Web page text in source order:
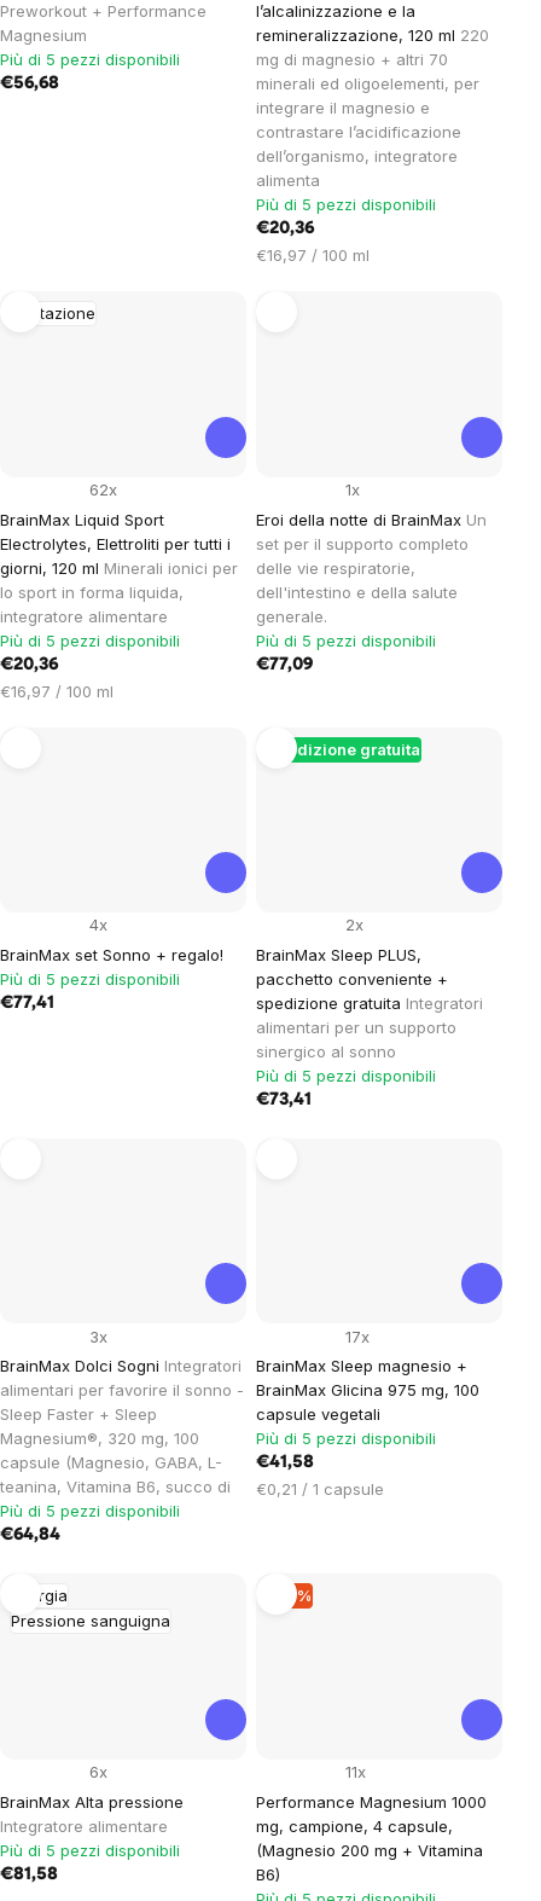
Preworkout + Performance
Magnesium
Più di 5 pezzi disponibili
€56,68
l’alcalinizzazione e la
remineralizzazione, 120 ml 220
mg di magnesio + altri 70
minerali ed oligoelementi, per
integrare il magnesio e
contrastare l’acidificazione
dell’organismo, integratore
alimenta
Più di 5 pezzi disponibili
€20,36
Prezzo
€16,97 / 100 ml
Idratazione
BrainMax Liquid Sport
Electrolytes, Elettroliti per tutti i
giorni, 120 ml Minerali ionici per
lo sport in forma liquida,
integratore alimentare
62x
Più di 5 pezzi disponibili
€20,36
Prezzo
€16,97 / 100 ml
Eroi della notte di BrainMax Un
set per il supporto completo
delle vie respiratorie,
dell'intestino e della salute
generale.
1x
Più di 5 pezzi disponibili
€77,09
BrainMax set Sonno + regalo!
4x
Più di 5 pezzi disponibili
€77,41
Spedizione gratuita
BrainMax Sleep PLUS,
pacchetto conveniente +
spedizione gratuita Integratori
alimentari per un supporto
sinergico al sonno
2x
Più di 5 pezzi disponibili
€73,41
BrainMax Dolci Sogni Integratori
alimentari per favorire il sonno -
Sleep Faster + Sleep
Magnesium®, 320 mg, 100
capsule (Magnesio, GABA, L-
teanina, Vitamina B6, succo di
3x
Più di 5 pezzi disponibili
€64,84
BrainMax Sleep magnesio +
BrainMax Glicina 975 mg, 100
capsule vegetali
17x
Più di 5 pezzi disponibili
€41,58
Prezzo
€0,21 / 1 capsule
Energia
Pressione sanguigna
BrainMax Alta pressione
Integratore alimentare
6x
Più di 5 pezzi disponibili
€81,58
–16 %
Performance Magnesium 1000
mg, campione, 4 capsule,
(Magnesio 200 mg + Vitamina
B6)
11x